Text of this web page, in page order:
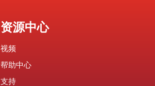
资源中心
视频
帮助中心
支持